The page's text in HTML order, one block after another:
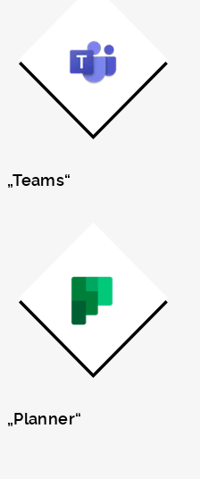
„Teams“
„Planner“